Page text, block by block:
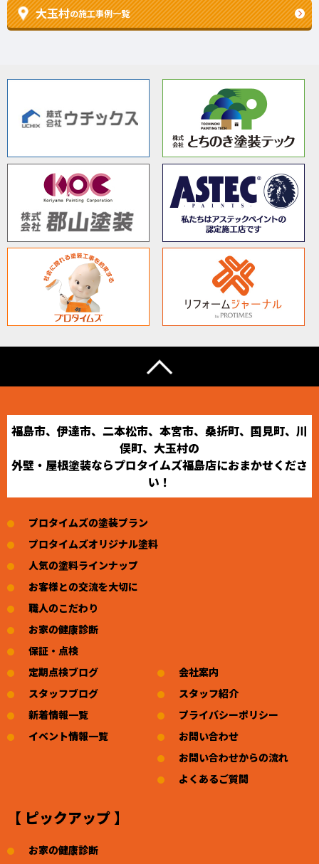
大玉村の施工事例一覧
福島市、伊達市、二本松市、本宮市、桑折町、国見町、川
俣町、大玉村の
外壁・屋根塗装ならプロタイムズ福島店におまかせくださ
い！
プロタイムズの塗装プラン
プロタイムズオリジナル塗料
人気の塗料ラインナップ
お客様との交流を大切に
職人のこだわり
お家の健康診断
保証・点検
定期点検ブログ
スタッフブログ
新着情報一覧
イベント情報一覧
会社案内
スタッフ紹介
プライバシーポリシー
お問い合わせ
お問い合わせからの流れ
よくあるご質問
【 ピックアップ 】
お家の健康診断